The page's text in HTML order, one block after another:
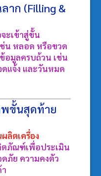
าก (Filling &
ะเข้าสู่ขั้น
ช่น หลอด หรือขวด
มูลครบถ้วน เช่น
แจ้ง และวันหมด
ขั้นสุดท้าย
ผลิตเครื่อง
ภัณฑ์เพื่อประเมิน
ภัย ความคงตัว